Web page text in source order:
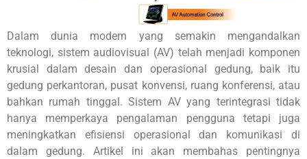
Dalam dunia modern yang semakin mengandalkan
teknologi, sistem audiovisual (AV) telah menjadi komponen
krusial dalam desain dan operasional gedung, baik itu
gedung perkantoran, pusat konvensi, ruang konferensi, atau
bahkan rumah tinggal. Sistem AV yang terintegrasi tidak
hanya memperkaya pengalaman pengguna tetapi juga
meningkatkan efisiensi operasional dan komunikasi di
dalam gedung. Artikel ini akan membahas pentingnya